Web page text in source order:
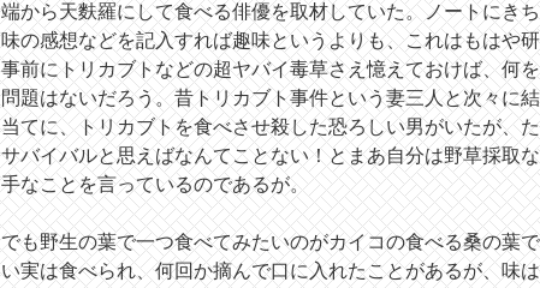
端から天麩羅にして食べる俳優を取材していた。ノートにき
味の感想などを記入すれば趣味というよりも、これはもはや
事前にトリカブトなどの超ヤバイ毒草さえ憶えておけば、何
問題はないだろう。昔トリカブト事件という妻三人と次々に
当てに、トリカブトを食べさせ殺した恐ろしい男がいたが、
サバイバルと思えばなんてことない！とまあ自分は野草採取
手なことを言っているのであるが。
でも野生の葉で一つ食べてみたいのがカイコの食べる桑の葉
い実は食べられ、何回か摘んで口に入れたことがあるが、味